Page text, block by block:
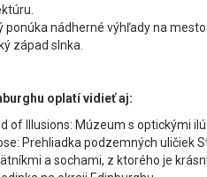
ponúka nádherné výhľady na
západ slnka.
oplatí vidieť aj:
of Illusions: Múzeum s optickými
Prehliadka podzemných uličiek
a sochami, z ktorého je